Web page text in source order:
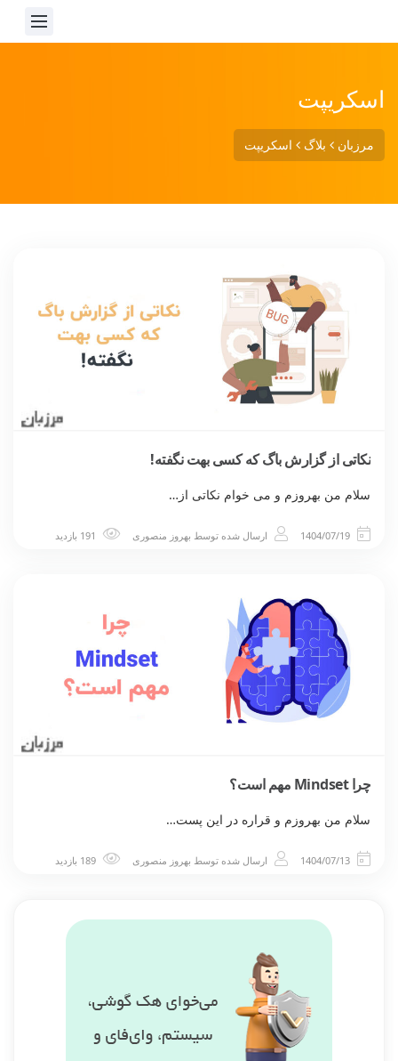
اسکریپت
مرزبان بلاگ اسکریپت
نکاتی از گزارش باگ که کسی بهت نگفته!
سلام من بهروزم و می خوام نکاتی از…
1404/07/19 ارسال شده توسط بهروز منصوری
چرا Mindset مهم است؟
سلام من بهروزم و قراره در این پست…
1404/07/13 ارسال شده توسط بهروز منصوری